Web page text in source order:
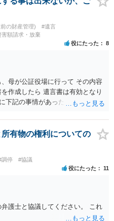
の財産管理)
#遺言
害額請求・放棄
役にたった 8
母が公証役場に行って その内容
作成したら 遺言書は有効となり
下記の事情があったことが証明で
声は「ここにいたら殺される」
「面会は出来ない。俺は携帯電
「母の話は聞かなくて良い」と
「食事に毒が入っている」「体
しかったです。 当時の診療記
して 弁護士に面談で相談された
有物の権利についての
調停 #協議
役にたった 11
護士と協議してください。 これ